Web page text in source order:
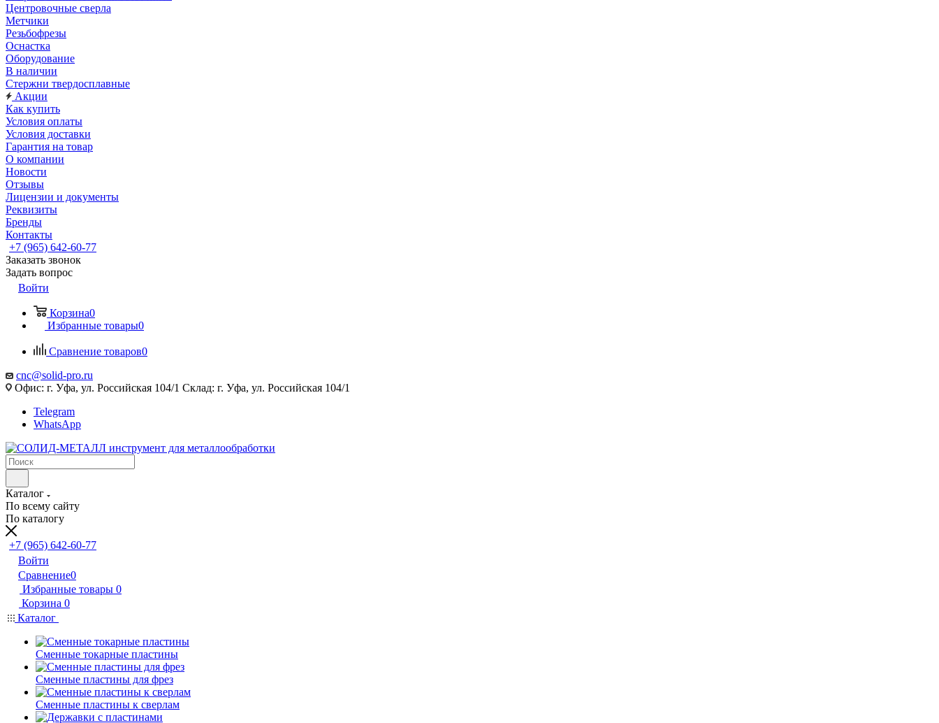
Центровочные сверла
Метчики
Резьбофрезы
Оснастка
Оборудование
В наличии
Стержни твердосплавные
Акции
Как купить
Условия оплаты
Условия доставки
Гарантия на товар
О компании
Новости
Отзывы
Лицензии и документы
Реквизиты
Бренды
Контакты
+7 (965) 642-60-77
Заказать звонок
Задать вопрос
Войти
Корзина0
Избранные товары0
Сравнение товаров0
cnc@solid-pro.ru
Офис: г. Уфа, ул. Российская 104/1 Склад: г. Уфа, ул. Российская 104/1
Telegram
WhatsApp
Каталог
По всему сайту
По каталогу
+7 (965) 642-60-77
Войти
Сравнение0
Избранные товары 0
Корзина 0
Каталог
Сменные токарные пластины
Сменные пластины для фрез
Сменные пластины к сверлам